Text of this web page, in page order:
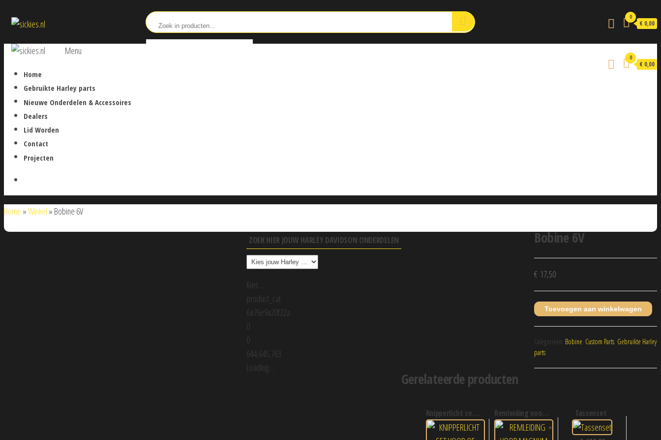
naar
inhoud
0
€ 0,00
sickies.nl
Menu
0
€ 0,00
Home
Gebruikte Harley parts
Nieuwe Onderdelen & Accessoires
Dealers
Lid Worden
Contact
Projecten
Home »Winkel » Bobine 6V
Bobine 6V
€ 17,50
Toevoegen aan winkelwagen
Categorieën: Bobine Custom Parts Gebruikte Harley
parts
Gerelateerde producten
knipperlicht set voor of achter remleiding voor magnum tassenset
ZOEK HIER JOUW HARLEY DAVIDSON ONDERDELEN
Kies ...
product_cat
6a76e9a20f22a
0
0
644,645,763
Loading....